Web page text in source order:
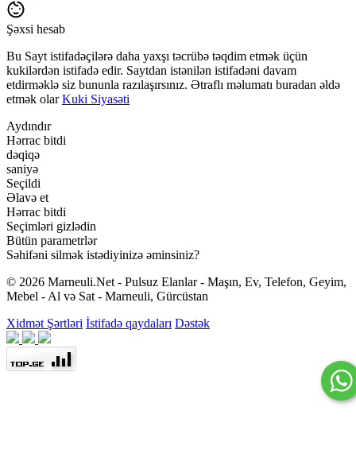
Şəxsi hesab
Bu Sayt istifadəçilərə daha yaxşı təcrübə təqdim etmək üçün
kukilərdən istifadə edir. Saytdan istənilən istifadəni davam
etdirməklə siz bununla razılaşırsınız. Ətraflı məlumatı buradan əldə
etmək olarKuki Siyasəti
Aydındır
Hərrac bitdi
dəqiqə
saniyə
Seçildi
Əlavə et
Hərrac bitdi
Seçimləri gizlədin
Bütün parametrlər
Səhifəni silmək istədiyinizə əminsiniz?
© 2026 Marneuli.Net - Pulsuz Elanlar - Maşın, Ev, Telefon, Geyim,
Mebel - Al və Sat - Marneuli, Gürcüstan
Xidmət Şərtləri İstifadə qaydaları Dəstək